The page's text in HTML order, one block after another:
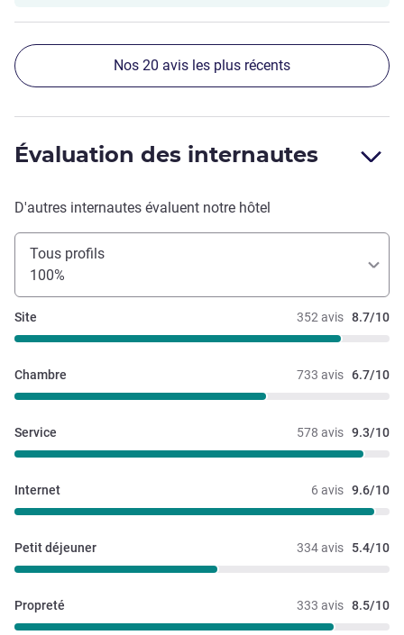
Nos 20 avis les plus récents
Évaluation des internautes
D'autres internautes évaluent notre hôtel
Tous profils
100%
352 avis 8.7/10
Site
733 avis 6.7/10
Chambre
578 avis 9.3/10
Service
6 avis 9.6/10
Internet
334 avis 5.4/10
Petit déjeuner
333 avis 8.5/10
Propreté